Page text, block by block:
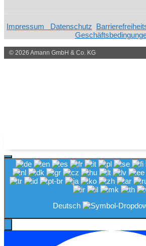
Impressum Datenschutz
© 2026 Amann GmbH & Co. KG
Schließen
Deutsch